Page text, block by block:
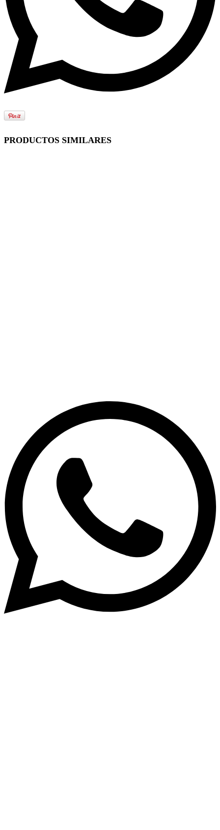
PRODUCTOS SIMILARES